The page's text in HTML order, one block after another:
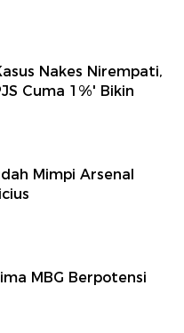
Nakes Nirempati,
Cuma 1%' Bikin
Mimpi Arsenal
MBG Berpotensi